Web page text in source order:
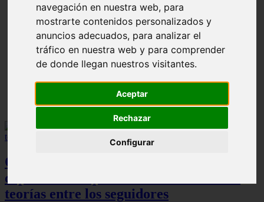
navegación en nuestra web, para
mostrarte contenidos personalizados y
anuncios adecuados, para analizar el
tráfico en nuestra web y para comprender
de donde llegan nuestros visitantes.
Aceptar
Rechazar
Configurar
Reseña Hentai - Kuroinu: Kedakaki Seijo wa Hakudaku
ni Somaru - Anime en Español
One Piece: el increíble detalle del
capítulo 1190 que ha desatado todas las
teorías entre los seguidores